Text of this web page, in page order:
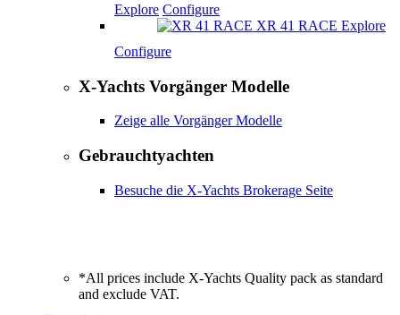
Explore Configure
XR 41 RACE Explore
Configure
X-Yachts Vorgänger Modelle
Zeige alle Vorgänger Modelle
Gebrauchtyachten
Besuche die X-Yachts Brokerage Seite
*All prices include X-Yachts Quality pack as standard
and exclude VAT.